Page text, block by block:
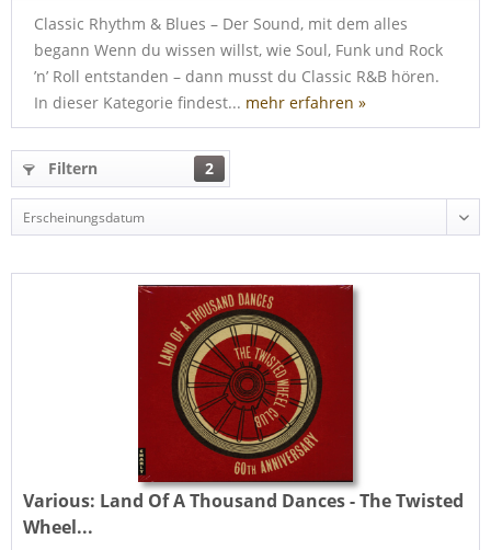
Classic Rhythm & Blues – Der Sound, mit dem alles
begann Wenn du wissen willst, wie Soul, Funk und Rock
’n’ Roll entstanden – dann musst du Classic R&B hören.
In dieser Kategorie findest... mehr erfahren »
Filtern 2
Various: Land Of A Thousand Dances - The Twisted
Wheel...